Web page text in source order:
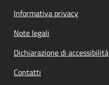
Informativa privacy
Note legali
Dichiarazione di accessibilità
Contatti